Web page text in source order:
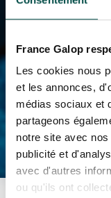
France Galop
Les cookies nous
et les annonces,
médias sociaux et
partageons
notre site avec
publicité et
avec d'autres
ou qu'ils ont
Accueil